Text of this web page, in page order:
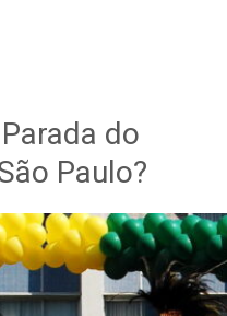
do
Paulo?